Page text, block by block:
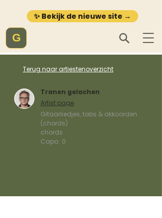
✨ Bekijk de nieuwe site →
G
Terug naar artiestenoverzicht
Tranen gelachen
Artist page
Gitaarliedjes, tabs & akkoorden
(chords)
chords
Capo: 0